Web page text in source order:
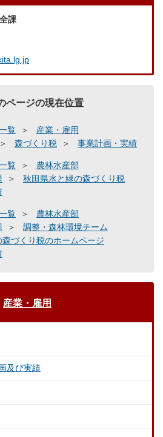
課
ページの現在位置
覧
産業・雇用
森づくり税 事業計画・実績
覧
農林水産部
秋田県水と緑の森づくり税
覧
農林水産部
調整・森林環境チーム
づくり税のホームページ
産業・雇用
及び実績